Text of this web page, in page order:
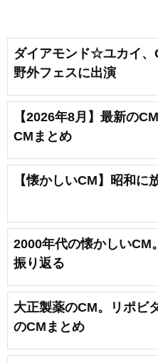
ダイアモンド☆ユカイ
野外フェスに出演
【2026年8月】最新の
CMまとめ
【懐かしいCM】昭和に
2000年代の懐かしいCM
振り返る
大正製薬のCM。リポビ
のCMまとめ